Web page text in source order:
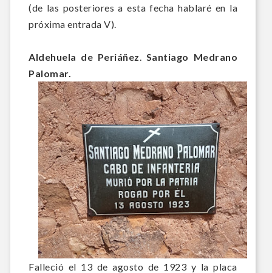
(de las posteriores a esta fecha hablaré en la
próxima entrada V).
Aldehuela de Periáñez. Santiago Medrano
Palomar.
Falleció el 13 de agosto de 1923 y la placa